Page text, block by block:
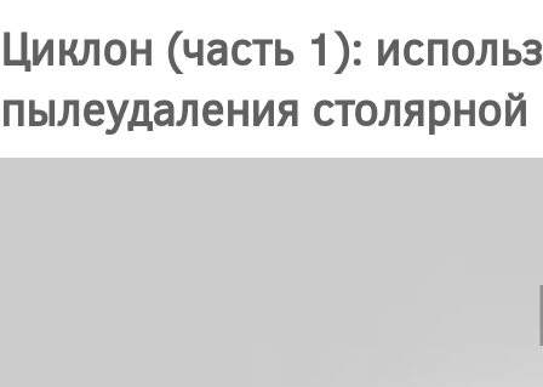
Циклон (часть 1):
пылеудаления